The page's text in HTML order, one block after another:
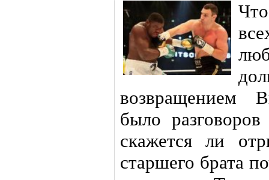
возвращением
было
скажется ли
старшего брата